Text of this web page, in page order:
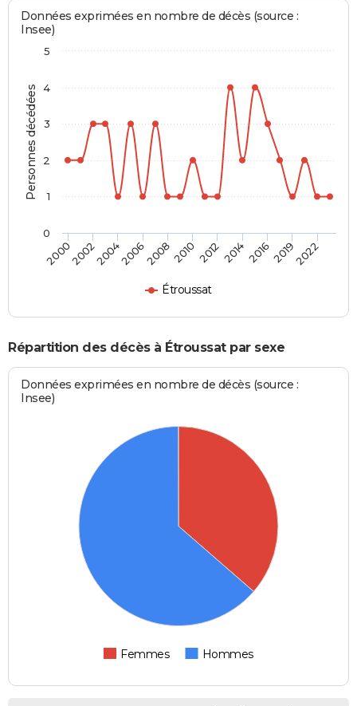
Personnes décédées
Données exprimées en nombre de décès (source :
Insee)
Étroussat
200020022004200620082010 20122014201620192022
0
1
2
3
4
5
Répartition des décès à Étroussat par sexe
Données exprimées en nombre de décès (source :
Insee)
Femmes Hommes